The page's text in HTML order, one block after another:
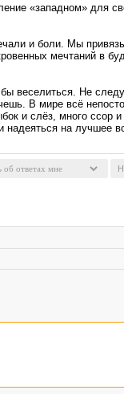
«западном» для
и боли. Мы
мечтаний в
веселиться. Не
В мире всё
и слёз, много ссор
на лучшее